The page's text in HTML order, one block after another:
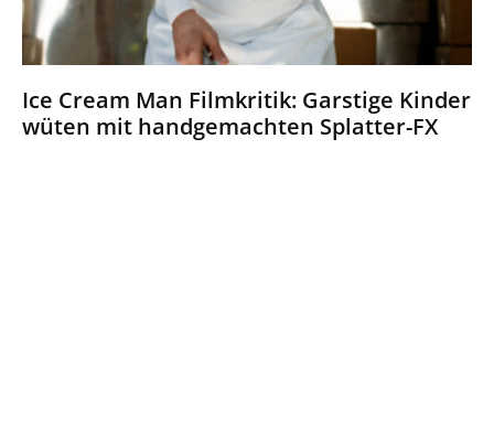
Ice Cream Man Filmkritik: Garstige Kinder
wüten mit handgemachten Splatter-FX